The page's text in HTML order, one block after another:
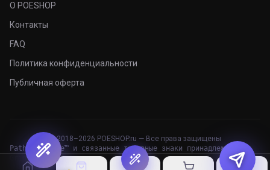
О POESHOP
Контакты
FAQ
Политика конфиденциальности
Публичная оферта
© 2018–2026 POESHOP.ru — Все права защищены
Path of Exile™ и связанные товарные знаки принадлежат
Grinding Gear Games.